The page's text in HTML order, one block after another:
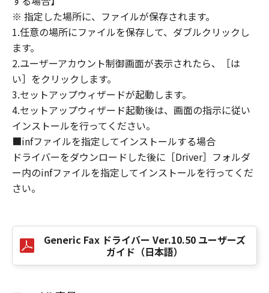
損害の可能性について知らされていた場合でも
同様です。
(3) キヤノン、キヤノンのライセンサー、キヤノ
ンの子会社、キヤノンの関連会社、それらの販
売代理店または販売店のいずれも、「本ソフト
ウェア」、または「本ソフトウェア」の使用に
起因または関連してお客様と第三者との間に生
じたいかなる紛争についても、一切責任を負わ
ないものとします。
８．契約期間
(1) 本契約書は、お客様が、『同意』を示す下
記のボタンをクリックした時点、または「本ソ
フトウェア」をインストールした時点で発効
(2) お客様は、「本ソフトウェア」およびその
複製物のすべてを廃棄および消去することによ
り、本契約書を終了させることができます。
※ 指定した場所に、ファイルが保存されます。
1.任意の場所にファイルを保存して、ダブルクリックし
ます。
2.ユーザーアカウント制御画面が表示されたら、［は
い］をクリックします。
3.セットアップウィザードが起動します。
4.セットアップウィザード起動後は、画面の指示に従い
インストールを行ってください。
■infファイルを指定してインストールする場合
ドライバーをダウンロードした後に［Driver］フォルダ
ー内のinfファイルを指定してインストールを行ってくだ
さい。
Generic Fax ドライバー Ver.10.50 ユーザーズ
ガイド（日本語）